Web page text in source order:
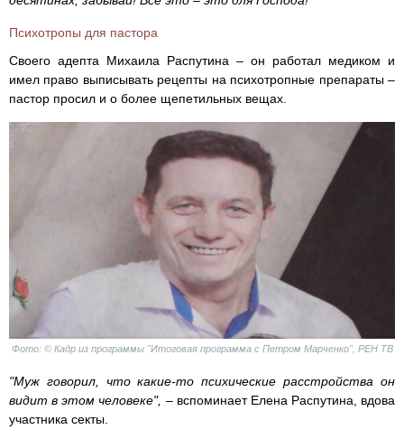
Психотропы для пастора
Своего адепта Михаила Распутина – он работал медиком и
имел право выписывать рецепты на психотропные препараты –
пастор просил и о более щепетильных вещах.
Фото: © Кадр из программы "Итоговая программа с Петром Марченко", РЕН ТВ
"Муж говорил, что какие-то психические расстройства он
видит в этом человеке", – вспоминает Елена Распутина, вдова
участника секты.